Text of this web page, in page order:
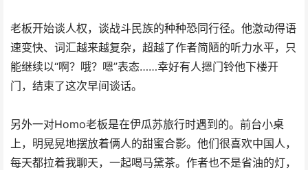
老板开始谈人权，谈战斗民族的种种恐同行径。他激动得语
速变快、词汇越来越复杂，超越了作者简陋的听力水平，只
能继续以“啊？哦？嗯”表态……幸好有人摁门铃他下楼开
门，结束了这次早间谈话。
另外一对Homo老板是在伊瓜苏旅行时遇到的。前台小桌
上，明晃晃地摆放着俩人的甜蜜合影。他们很喜欢中国人，
每天都拉着我聊天，一起喝马黛茶。作者也不是省油的灯，